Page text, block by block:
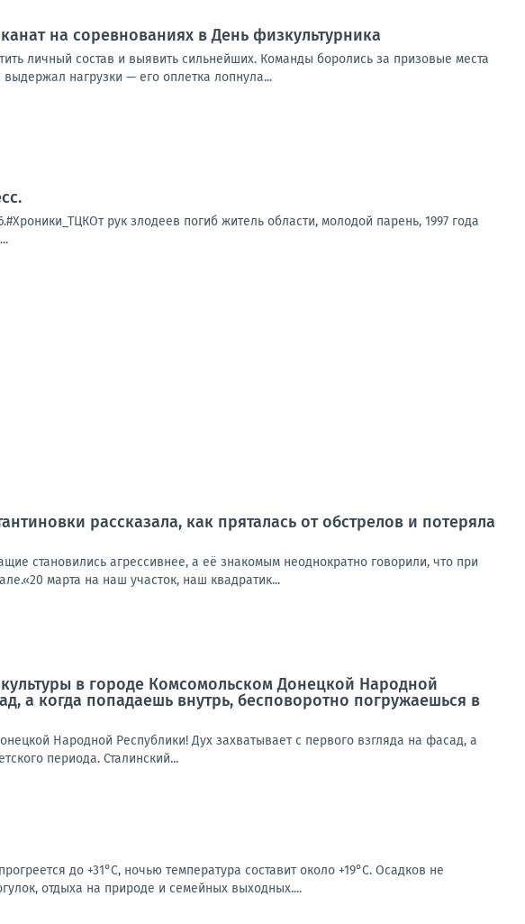
на соревнованиях в День физкультурника
личный состав и выявить сильнейших. Команды боролись за призовые места
нагрузки — его оплетка лопнула...
рук злодеев погиб житель области, молодой парень, 1997 года
рассказала, как пряталась от обстрелов и потеряла
становились агрессивнее, а её знакомым неоднократно говорили, что при
марта на наш участок, наш квадратик...
в городе Комсомольском Донецкой Народной
а когда попадаешь внутрь, бесповоротно погружаешься в
Народной Республики! Дух захватывает с первого взгляда на фасад, а
периода. Сталинский...
до +31°C, ночью температура составит около +19°C. Осадков не
отдыха на природе и семейных выходных....